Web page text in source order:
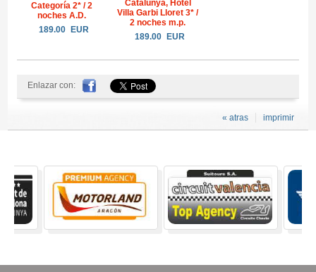
Categoría 2* / 2
noches A.D.
189.00
EUR
Catalunya, Hotel
Villa Garbi Lloret 3* /
2 noches m.p.
189.00
EUR
Enlazar con:
imprimir
« atras